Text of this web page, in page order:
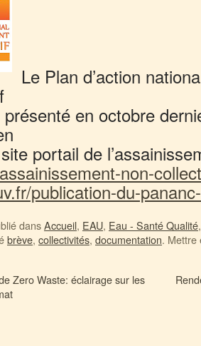
Le Plan d’action
en octobre
portail de
non-
publication-du-
dansAccueil, EAU, Eau - Santé Qualité
brève, collectivités, documentation.
Zero Waste: éclairage sur les